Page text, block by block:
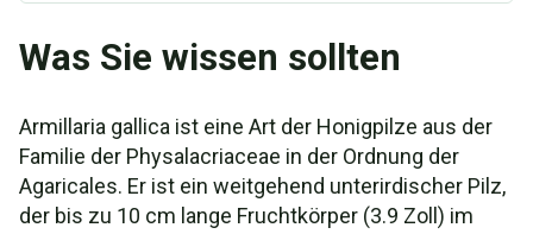
Synonyme
Was Sie wissen sollten
Armillaria gallica ist eine Art der Honigpilze aus der
Familie der Physalacriaceae in der Ordnung der
Agaricales. Er ist ein weitgehend unterirdischer Pilz,
der bis zu 10 cm lange Fruchtkörper (3.9 Zoll) im